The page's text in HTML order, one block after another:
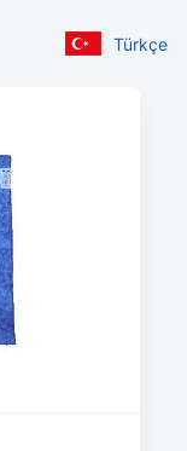
Türkçe